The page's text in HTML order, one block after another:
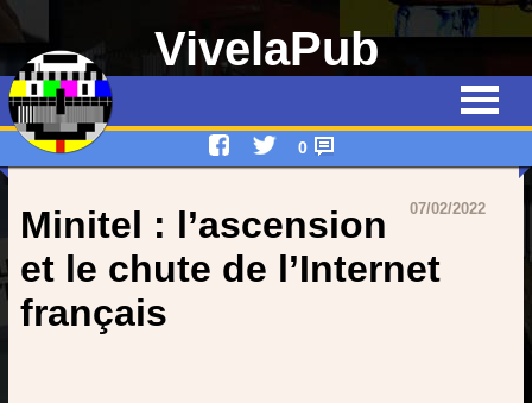
VivelaPub
Quiz
Emissions
Qui suis-je ?
0
07/02/2022
Minitel : l’ascension
et le chute de l’Internet
français